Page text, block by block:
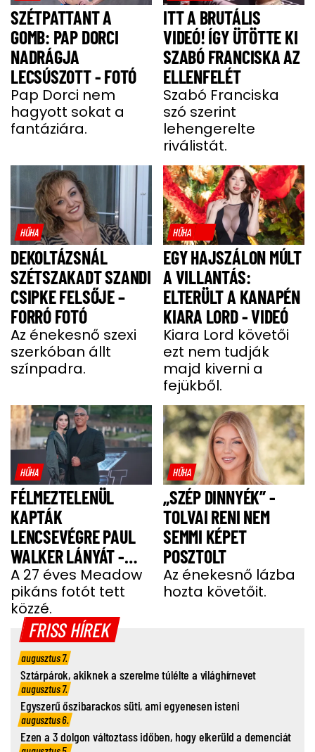
SZÉTPATTANT A
GOMB: PAP DORCI
NADRÁGJA
LECSÚSZOTT - FOTÓ
Pap Dorci nem
hagyott sokat a
fantáziára.
ITT A BRUTÁLIS
VIDEÓ! ÍGY ÜTÖTTE KI
SZABÓ FRANCISKA AZ
ELLENFELÉT
Szabó Franciska
szó szerint
lehengerelte
riválistát.
HŰHA
DEKOLTÁZSNÁL
SZÉTSZAKADT SZANDI
CSIPKE FELSŐJE –
FORRÓ FOTÓ
Az énekesnő szexi
szerkóban állt
színpadra.
HŰHA
EGY HAJSZÁLON MÚLT
A VILLANTÁS:
ELTERÜLT A KANAPÉN
KIARA LORD - VIDEÓ
Kiara Lord követői
ezt nem tudják
majd kiverni a
fejükből.
HŰHA
FÉLMEZTELENÜL
KAPTÁK
LENCSEVÉGRE PAUL
WALKER LÁNYÁT -
FOTÓ
A 27 éves Meadow
pikáns fotót tett
közzé.
HŰHA
„SZÉP DINNYÉK” -
TOLVAI RENI NEM
SEMMI KÉPET
POSZTOLT
Az énekesnő lázba
hozta követőit.
FRISS HÍREK
augusztus 7.
Sztárpárok, akiknek a szerelme túlélte a világhírnevet
augusztus 7.
Egyszerű őszibarackos süti, ami egyenesen isteni
augusztus 6.
Ezen a 3 dolgon változtass időben, hogy elkerüld a demenciát